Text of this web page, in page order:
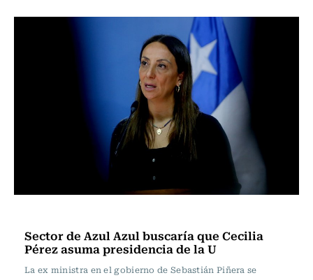
Sector de Azul Azul buscaría que Cecilia
Pérez asuma presidencia de la U
La ex ministra en el gobierno de Sebastián Piñera se